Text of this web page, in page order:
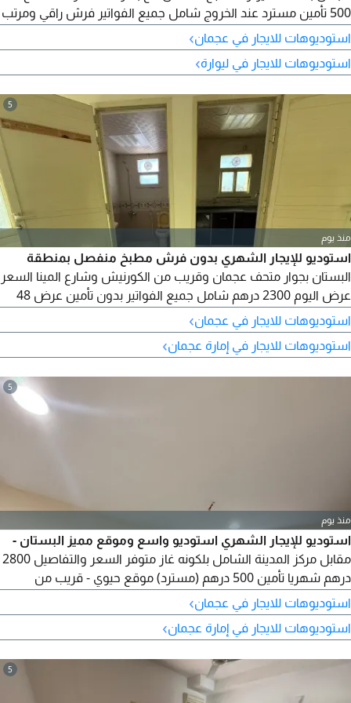
500 تأمين مسترد عند الخروج شامل جميع الفواتير فرش راقي ومرتب
واستوديوهات للايجار في عجمان›
استوديوهات للايجار في ليوارة›
5
منذ يوم
استوديو للإيجار الشهري بدون فرش مطبخ منفصل بمنطقة
البستان بجوار متحف عجمان وقريب من الكورنيش وشارع المينا السعر
عرض اليوم 2300 درهم شامل جميع الفواتير بدون تأمين عرض 48
ساعة
استوديوهات للايجار في عجمان›
استوديوهات للايجار في إمارة عجمان›
5
منذ يوم
استوديو للإيجار الشهري استوديو واسع وموقع مميز البستان -
مقابل مركز المدينة الشامل بلكونه غاز متوفر السعر والتفاصيل 2800
درهم شهريا تأمين 500 درهم (مسترد) موقع حيوي - قريب من
الخدمات - مناسب للسكن المريح للتواصل والاستفسار
استوديوهات للايجار في عجمان›
استوديوهات للايجار في إمارة عجمان›
5